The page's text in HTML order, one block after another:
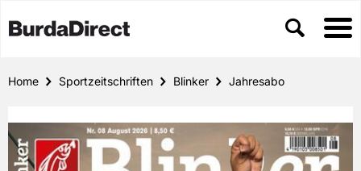
Home Sportzeitschriften Blinker Jahresabo